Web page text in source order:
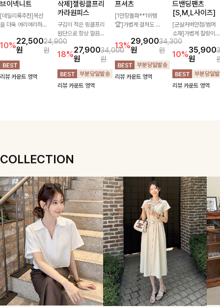
브이넥니트
[데일리룩추천]목선
을 더욱 여리여리하게
자인으로 깔끔한 무드
를 완성해주는 니트
🤍 부드러운 착용감
과 베이직한 실루엣으
로 단독은 물론 다양
10%22,500
원
24,900
원
리뷰 카운트 영역
삭제]젤링클프리
카라원피스
구김이 적은 링클프리
원단으로 항상 깔끔하
게 착용 가능하며 일
자로 떨어지는 넉넉한
핏으로 군살을 완벽히
커버해주는 원피스에
요🖤
18%27,900
원
34,000
원
리뷰 카운트 영역
프셔츠
[1만장돌파**1위템
🏆]가볍게 걸쳐도 살
감, 여름에 딱 맞는 코
튼 셔츠❤️ 여유 있는
핏과 스트라이프 패
턴, 자연스러운 실루
엣으로 데일리 코디에
13%29,900
원
34,300
원
리뷰 카운트 영역
드밴딩팬츠
[S,M,L사이즈]
[군살커버만점/썸머
소재]가볍게 찰랑이는
원단과 여유로운 와이
드 핏으로 하루 종일
편안하게 착용하실 수
있는 팬츠입니다 🖤
✨ 허리 전체 밴딩과
스트링 디테일로 안정
10%35,900
원
리뷰 카운트 영역
COLLECTION